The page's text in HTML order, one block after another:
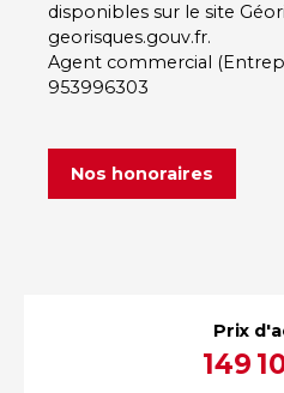
disponibles sur le site
georisques.gouv.fr.
Agent commercial
953996303
Nos honoraires
Prix
149